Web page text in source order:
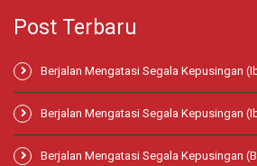
Post Terbaru
Berjalan Mengatasi Segala Kepusingan
Berjalan Mengatasi Segala Kepusingan
Berjalan Mengatasi Segala Kepusingan